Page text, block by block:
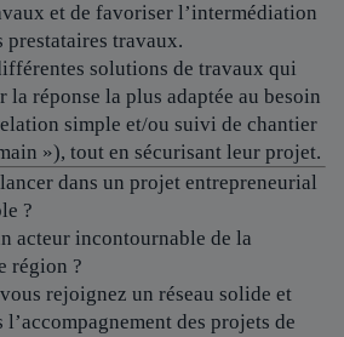
et de favoriser l’intermédiation
prestataires travaux.
solutions de travaux qui
la réponse la plus adaptée au besoin
simple et/ou suivi de chantier
»), tout en sécurisant leur projet.
dans un projet entrepreneurial
?
acteur incontournable de la
région ?
rejoignez un réseau solide et
des projets de